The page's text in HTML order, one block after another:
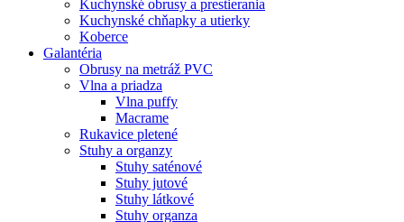
Kuchynské obrusy a prestierania
Kuchynské chňapky a utierky
Koberce
Galantéria
Obrusy na metráž PVC
Vlna a priadza
Vlna puffy
Macrame
Rukavice pletené
Stuhy a organzy
Stuhy saténové
Stuhy jutové
Stuhy látkové
Stuhy organza